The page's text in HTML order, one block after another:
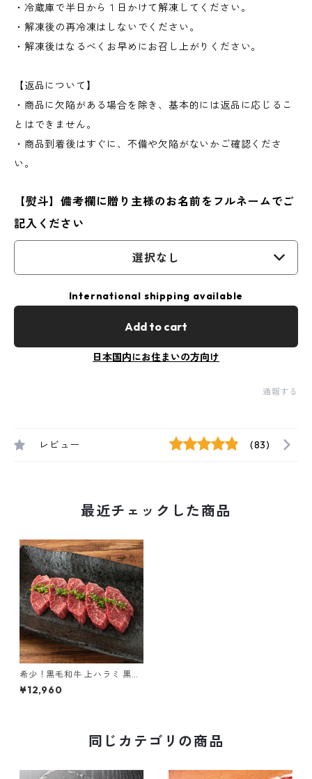
・冷蔵庫で半日から１日かけて解凍してください。
・解凍後の再冷凍はしないでください。
・解凍後はなるべくお早めにお召し上がりください。
【返品について】
・商品に欠陥がある場合を除き、基本的には返品に応じるこ
とはできません。
・商品到着後はすぐに、不備や欠陥がないかご確認くださ
い。
【熨斗】備考欄に贈り主様のお名前をフルネームでご
記入ください
選択なし
International shipping available
Add to cart
日本国内にお住まいの方向け
通報する
レビュー (83)
最近チェックした商品
希少！黒毛和牛 上ハラミ 黒樺
牛 900g
¥12,960
同じカテゴリの商品